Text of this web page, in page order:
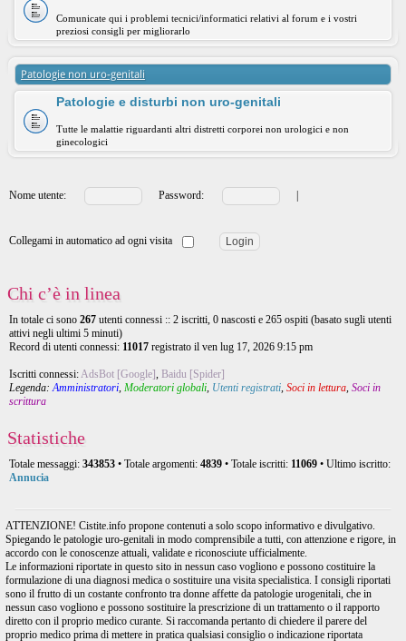
Comunicate qui i problemi tecnici/informatici relativi al forum e i vostri
preziosi consigli per migliorarlo
Patologie non uro-genitali
Patologie e disturbi non uro-genitali
Tutte le malattie riguardanti altri distretti corporei non urologici e non
ginecologici
Nome utente: Password:
Collegami in automatico ad ogni visita
Chi c’è in linea
In totale ci sono 267 utenti connessi :: 2 iscritti, 0 nascosti e 265 ospiti (basato sugli utenti
attivi negli ultimi 5 minuti)
Record di utenti connessi: 11017 registrato il ven lug 17, 2026 9:15 pm
Iscritti connessi:AdsBot [Google], Baidu [Spider]
Legenda:Amministratori, Moderatori globali, Utenti registrati, Soci in lettura, Soci in
scrittura
Statistiche
Totale messaggi: 343853 • Totale argomenti: 4839 • Totale iscritti: 11069 • Ultimo iscritto:
Annucia
ATTENZIONE! Cistite.info propone contenuti a solo scopo informativo e divulgativo.
Spiegando le patologie uro-genitali in modo comprensibile a tutti, con attenzione e rigore, in
accordo con le conoscenze attuali, validate e riconosciute ufficialmente.
Le informazioni riportate in questo sito in nessun caso vogliono e possono costituire la
formulazione di una diagnosi medica o sostituire una visita specialistica. I consigli riportati
sono il frutto di un costante confronto tra donne affette da patologie urogenitali, che in
nessun caso vogliono e possono sostituire la prescrizione di un trattamento o il rapporto
diretto con il proprio medico curante. Si raccomanda pertanto di chiedere il parere del
proprio medico prima di mettere in pratica qualsiasi consiglio o indicazione riportata